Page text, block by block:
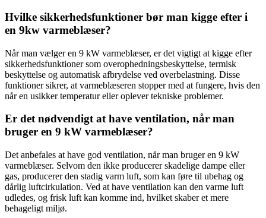
Hvilke sikkerhedsfunktioner bør man kigge efter i
en 9kw varmeblæser?
Når man vælger en 9 kW varmeblæser, er det vigtigt at kigge efter
sikkerhedsfunktioner som overophedningsbeskyttelse, termisk
beskyttelse og automatisk afbrydelse ved overbelastning. Disse
funktioner sikrer, at varmeblæseren stopper med at fungere, hvis den
når en usikker temperatur eller oplever tekniske problemer.
Er det nødvendigt at have ventilation, når man
bruger en 9 kW varmeblæser?
Det anbefales at have god ventilation, når man bruger en 9 kW
varmeblæser. Selvom den ikke producerer skadelige dampe eller
gas, producerer den stadig varm luft, som kan føre til ubehag og
dårlig luftcirkulation. Ved at have ventilation kan den varme luft
udledes, og frisk luft kan komme ind, hvilket skaber et mere
behageligt miljø.